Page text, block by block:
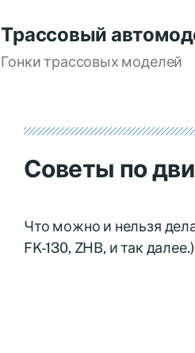
Трассовый
Гонки трассовых моделей
Советы по
Что можно и нельзя
FK-130, ZHB, и так далее.)